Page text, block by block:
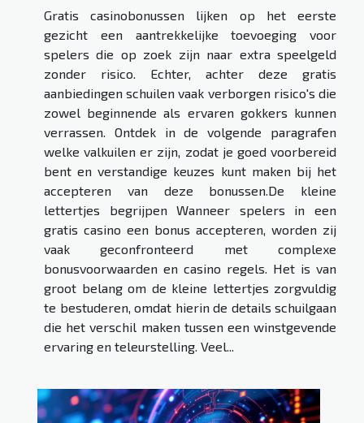
Gratis casinobonussen lijken op het eerste
gezicht een aantrekkelijke toevoeging voor
spelers die op zoek zijn naar extra speelgeld
zonder risico. Echter, achter deze gratis
aanbiedingen schuilen vaak verborgen risico's die
zowel beginnende als ervaren gokkers kunnen
verrassen. Ontdek in de volgende paragrafen
welke valkuilen er zijn, zodat je goed voorbereid
bent en verstandige keuzes kunt maken bij het
accepteren van deze bonussen.De kleine
lettertjes begrijpen Wanneer spelers in een
gratis casino een bonus accepteren, worden zij
vaak geconfronteerd met complexe
bonusvoorwaarden en casino regels. Het is van
groot belang om de kleine lettertjes zorgvuldig
te bestuderen, omdat hierin de details schuilgaan
die het verschil maken tussen een winstgevende
ervaring en teleurstelling. Veel...